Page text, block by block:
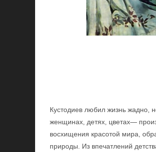
Кустодиев любил жизнь жадно,
женщинах, детях, цветах—
восхищения красотой мира,
природы. Из впечатлений